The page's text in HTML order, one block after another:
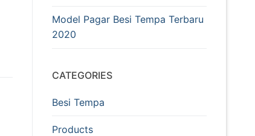
Model Pagar Besi Tempa Terbaru
2020
CATEGORIES
Besi Tempa
Products